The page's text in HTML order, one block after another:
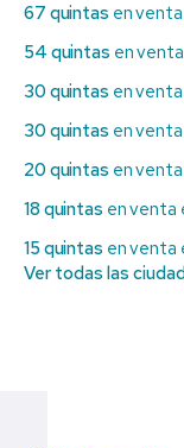
67 quintas en
54 quintas en
30 quintas en
30 quintas en
20 quintas en
18 quintas en venta
15 quintas en venta
Ver todas las